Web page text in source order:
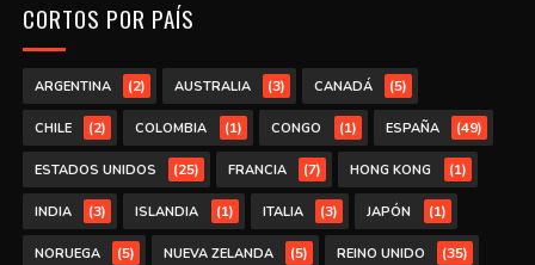
CORTOS POR PAÍS
ARGENTINA (2) AUSTRALIA (3) CANADÁ (5)
CHILE (2) COLOMBIA (1) CONGO (1) ESPAÑA (49)
ESTADOS UNIDOS (25) FRANCIA (7) HONG KONG (1)
INDIA (3) ISLANDIA (1) ITALIA (3) JAPÓN (1)
NORUEGA (5) NUEVA ZELANDA (5) REINO UNIDO (35)